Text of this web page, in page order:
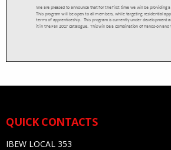
QUICK CONTACTS
IBEW LOCAL 353